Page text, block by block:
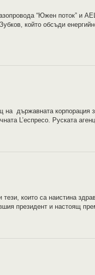
“Южен поток” и
който обсъди
държавната корпорация
L’еспресо. Руската
които са наистина
президент и настоящ